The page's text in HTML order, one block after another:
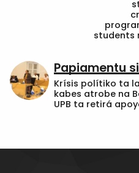
students
Papiamentu
Krísis polítiko ta
kabes atrobe na
UPB ta retirá